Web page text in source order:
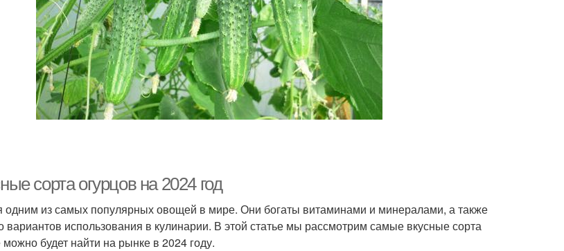
сорта огурцов на 2024 год
одним из самых популярных овощей в мире. Они богаты витаминами и минералами, а также
использования в кулинарии. В этой статье мы рассмотрим самые вкусные сорта
будет найти на рынке в 2024 году.